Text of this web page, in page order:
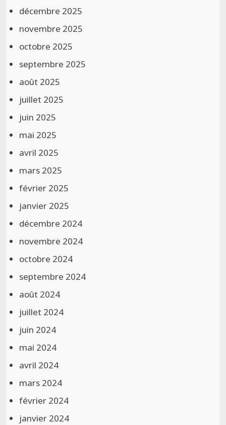
décembre 2025
novembre 2025
octobre 2025
septembre 2025
août 2025
juillet 2025
juin 2025
mai 2025
avril 2025
mars 2025
février 2025
janvier 2025
décembre 2024
novembre 2024
octobre 2024
septembre 2024
août 2024
juillet 2024
juin 2024
mai 2024
avril 2024
mars 2024
février 2024
janvier 2024